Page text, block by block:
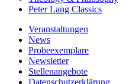
Peter Lang Classics
Veranstaltungen
News
Probeexemplare
Newsletter
Stellenangebote
Datenschutzerklärung